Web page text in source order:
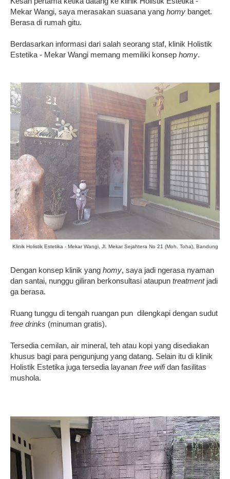
Mekar Wangi, saya merasakan suasana yang homy banget.
Berasa di rumah gitu.
Berdasarkan informasi dari salah seorang staf, klinik Holistik
Estetika - Mekar Wangi memang memiliki konsep homy.
Klinik Holistik Estetika - Mekar Wangi, Jl. Mekar Sejahtera No 21 (Moh. Toha), Bandung
Dengan konsep klinik yang homy, saya jadi ngerasa nyaman
dan santai, nunggu giliran berkonsultasi ataupun treatmentjadi
ga berasa.
Ruang tunggu di tengah ruangan pun dilengkapi dengan sudut
free drinks (minuman gratis).
Tersedia cemilan, air mineral, teh atau kopi yang disediakan
khusus bagi para pengunjung yang datang. Selain itu di klinik
Holistik Estetika juga tersedia layanan free wifidan fasilitas
mushola.